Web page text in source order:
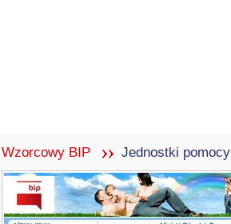
wzorcowy BIP Jednostki pomocy
bip.czestochowa.pl